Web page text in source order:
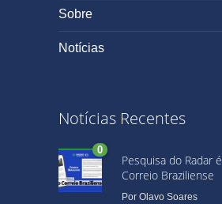
Sobre
Notícias
Notícias Recentes
0
Pesquisa do Radar
Correio Braziliense
Por Olavo Soares